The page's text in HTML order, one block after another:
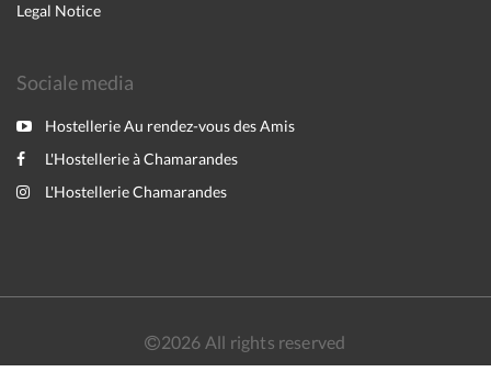
Legal Notice
Sociale media
Hostellerie Au rendez-vous des Amis
L'Hostellerie à Chamarandes
L'Hostellerie Chamarandes
2026 All rights reserved